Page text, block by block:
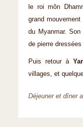
le roi môn
grand mouvement
du Myanmar.
de pierre
Puis retour à
villages, et
Déjeuner et dîner